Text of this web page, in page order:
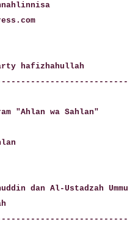
hafizhahullah
"Ahlan wa Sahlan"
dan Al-Ustadzah Ummu